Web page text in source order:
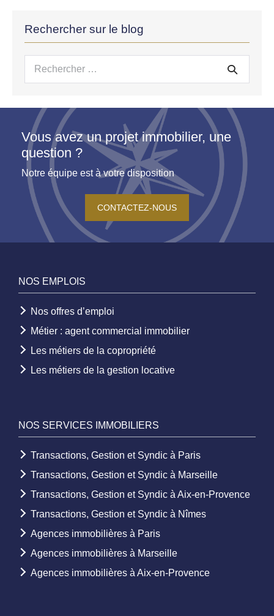
Rechercher sur le blog
Recherche
Vous avez un projet immobilier, une
question ?
Notre équipe est à votre disposition
CONTACTEZ-NOUS
NOS EMPLOIS
Nos offres d’emploi
Métier : agent commercial immobilier
Les métiers de la copropriété
Les métiers de la gestion locative
NOS SERVICES IMMOBILIERS
Transactions, Gestion et Syndic à Paris
Transactions, Gestion et Syndic à Marseille
Transactions, Gestion et Syndic à Aix-en-Provence
Transactions, Gestion et Syndic à Nîmes
Agences immobilières à Paris
Agences immobilières à Marseille
Agences immobilières à Aix-en-Provence